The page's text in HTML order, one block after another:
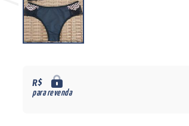
R$
para revenda